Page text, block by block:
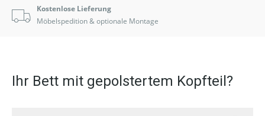
Kostenlose Lieferung
Möbelspedition & optionale Montage
Ihr Bett mit gepolstertem Kopfteil?